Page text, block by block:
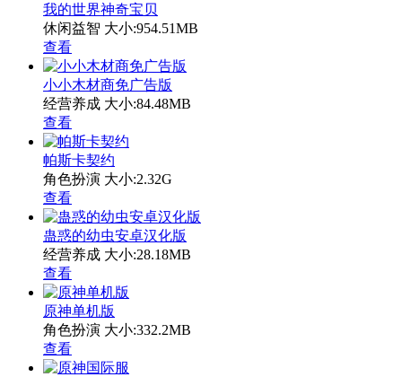
我的世界神奇宝贝
休闲益智 大小:954.51MB
查看
小小木材商免广告版
经营养成 大小:84.48MB
查看
帕斯卡契约
角色扮演 大小:2.32G
查看
蛊惑的幼虫安卓汉化版
经营养成 大小:28.18MB
查看
原神单机版
角色扮演 大小:332.2MB
查看